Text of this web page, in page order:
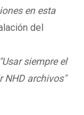
en esta
del
"Usar siempre el
NHD archivos"